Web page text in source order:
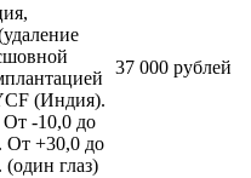
(Индия).
-10,0 до
От +30,0 до
глаз)
37 000 рублей